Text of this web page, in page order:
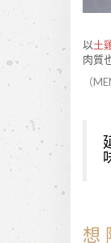
以土
肉質
（
想